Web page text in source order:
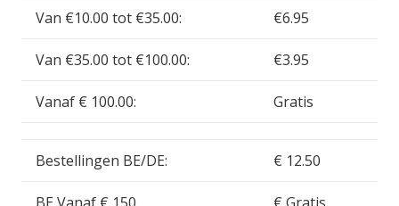
Van €10.00 tot €35.00: €6.95
Van €35.00 tot €100.00: €3.95
Vanaf € 100.00: Gratis
Bestellingen BE/DE: € 12.50
BE Vanaf € 150 € Gratis